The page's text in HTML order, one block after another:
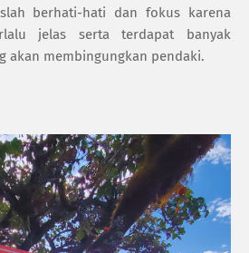
berhati-hati dan fokus karena
jelas serta terdapat banyak
akan membingungkan pendaki.